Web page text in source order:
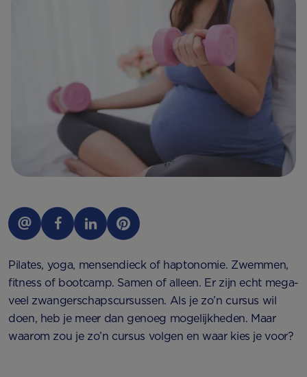
Pilates, yoga, mensendieck of haptonomie. Zwemmen,
fitness of bootcamp. Samen of alleen. Er zijn echt mega-
veel zwangerschapscursussen. Als je zo’n cursus wil
doen, heb je meer dan genoeg mogelijkheden. Maar
waarom zou je zo’n cursus volgen en waar kies je voor?